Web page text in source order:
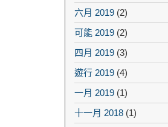
六月 2019 (2)
可能 2019 (2)
四月 2019 (3)
遊行 2019 (4)
一月 2019 (1)
十一月 2018 (1)